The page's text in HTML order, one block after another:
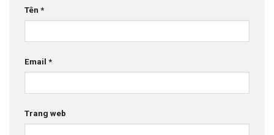
Tên *
Email *
Trang web